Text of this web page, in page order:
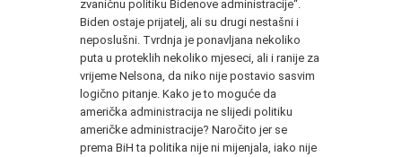
zvaničnu politiku Bidenove administracije“.
Biden ostaje prijatelj, ali su drugi nestašni i
neposlušni. Tvrdnja je ponavljana nekoliko
puta u proteklih nekoliko mjeseci, ali i ranije za
vrijeme Nelsona, da niko nije postavio sasvim
logično pitanje. Kako je to moguće da
američka administracija ne slijedi politiku
američke administracije? Naročito jer se
prema BiH ta politika nije ni mijenjala, iako nije